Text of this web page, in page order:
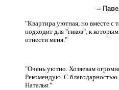
--
"Квартира уютная, но вместе с
подходит для "гиков", к
отнести меня."
"Очень уютно. Хозяевам
Рекомендую. С благодарностью
Наталья."